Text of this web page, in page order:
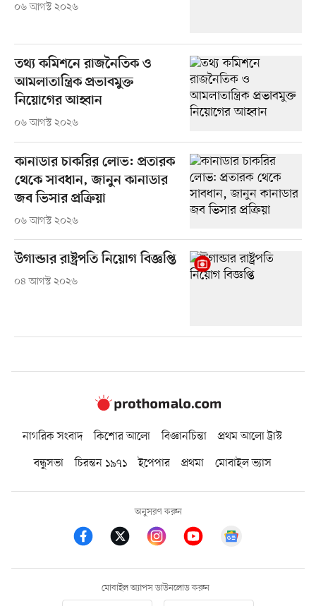
০৬ আগস্ট ২০২৬
তথ্য কমিশনে রাজনৈতিক ও
আমলাতান্ত্রিক প্রভাবমুক্ত
নিয়োগের আহ্বান
০৬ আগস্ট ২০২৬
কানাডার চাকরির লোভ: প্রতারক
থেকে সাবধান, জানুন কানাডার
জব ভিসার প্রক্রিয়া
০৬ আগস্ট ২০২৬
উগান্ডার রাষ্ট্রপতি নিয়োগ বিজ্ঞপ্তি
০৪ আগস্ট ২০২৬
নাগরিক সংবাদ কিশোর আলো বিজ্ঞানচিন্তা
প্রথম আলো ট্রাস্ট
বন্ধুসভা
চিরন্তন ১৯৭১ ইপেপার প্রথমা মোবাইল ভ্যাস
অনুসরণ করুন
মোবাইল অ্যাপস ডাউনলোড করুন